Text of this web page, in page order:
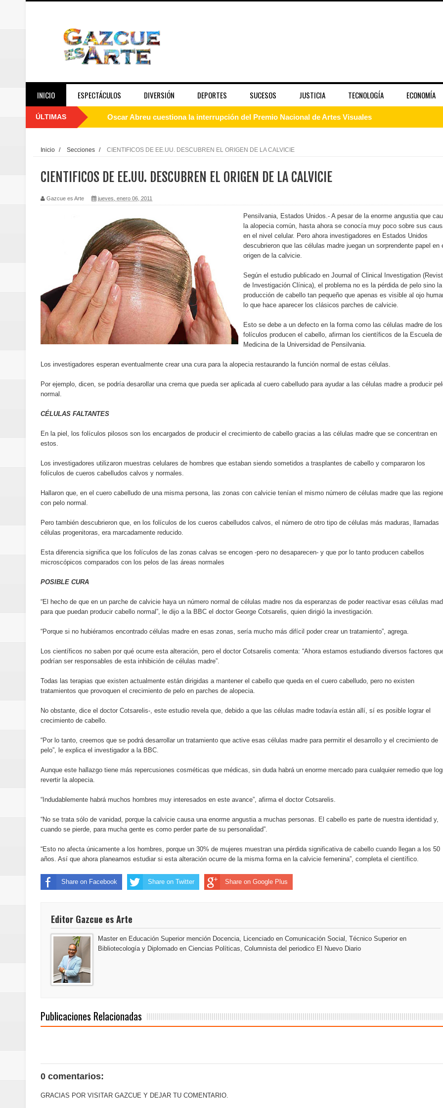
INICIO ESPECTÁCULOS DIVERSIÓN DEPORTES SUCESOS JUSTICIA TECNOLOGÍA ECONOMÍA
ÚLTIMAS Oscar Abreu cuestiona la interrupción del Premio Nacional de Artes Visuales
Pavel Núñez y su Bipolarband deslumbran con una noche de fusiones e invitados de lujo en el
Banreservas y Banco Popular abordan retos y oportunidades del sistema financiero nacional
“Los Rechazados 2” llega a los cines impulsada por la franquicia dominicana más taquillera del
Designan a Angelina Biviana Riveiro como vicepresidenta ejecutiva de Fiduciaria Reservas
Humano Seguros inaugura nueva localidad de Oficina Regional Este en La Romana
Banreservas destina RD$5,000 millones para emprendedoras en la segunda edición del Summit
Sexappeal celebra 25 años de trayectoria artística con nuevo álbum, renovación de su equipo y
conmemorativos
Maridalia Hernández y El Canario se unen al regreso de Pavel Núñez y su “Bipolarband” a Hard
Domingo
Doctor Leonardo Aguilera afirma que Banreservas seguirá impulsando la seguridad alimentaria
SEPROI obtiene certificación ISO 37001 y se convierte en la primera empresa del sector con
Antisoborno certificado
La Orquesta Sinfónica Nacional y el Coro Nacional Dominicano pondrán su sello a la Ceremonia
Banreservas otorga financiamientos superiores a RD$117 millones en proyecto Nuevas
Euromoney reconoce a Banreservas como Mejor Banco del Caribe y le otorga cinco premios
Santo Domingo 2026 revela la Ceremonia Centenaria: la región abrirá sus Juegos con una
Juan Luis Guerra se acompaña del coro “Más que Vencedores” y nos regala el “Canto a la
Inicio / Secciones / CIENTIFICOS DE EE.UU. DESCUBREN EL ORIGEN DE LA CALVICIE
CIENTIFICOS DE EE.UU. DESCUBREN EL ORIGEN DE LA CALVICIE
Gazcue es Arte jueves, enero 06, 2011
Pensilvania, Estados Unidos.- A pesar de la enorme angustia que
la alopecia común, hasta ahora se conocía muy poco sobre sus
en el nivel celular. Pero ahora investigadores en Estados Unidos
descubrieron que las células madre juegan un sorprendente papel en
origen de la calvicie.
Según el estudio publicado en Journal of Clinical Investigation
de Investigación Clínica), el problema no es la pérdida de pelo sino la
producción de cabello tan pequeño que apenas es visible al ojo
lo que hace aparecer los clásicos parches de calvicie.
Esto se debe a un defecto en la forma como las células madre de los
folículos producen el cabello, afirman los científicos de la Escuela de
Medicina de la Universidad de Pensilvania.
Los investigadores esperan eventualmente crear una cura para la alopecia restaurando la función normal de estas células.
Por ejemplo, dicen, se podría desarollar una crema que pueda ser aplicada al cuero cabelludo para ayudar a las células madre a producir
normal.
CÉLULAS FALTANTES
En la piel, los folículos pilosos son los encargados de producir el crecimiento de cabello gracias a las células madre que se concentran en
estos.
Los investigadores utilizaron muestras celulares de hombres que estaban siendo sometidos a trasplantes de cabello y compararon los
folículos de cueros cabelludos calvos y normales.
Hallaron que, en el cuero cabelludo de una misma persona, las zonas con calvicie tenían el mismo número de células madre que las
con pelo normal.
Pero también descubrieron que, en los folículos de los cueros cabelludos calvos, el número de otro tipo de células más maduras, llamadas
células progenitoras, era marcadamente reducido.
Esta diferencia significa que los folículos de las zonas calvas se encogen -pero no desaparecen- y que por lo tanto producen cabellos
microscópicos comparados con los pelos de las áreas normales
POSIBLE CURA
“El hecho de que en un parche de calvicie haya un número normal de células madre nos da esperanzas de poder reactivar esas células
para que puedan producir cabello normal”, le dijo a la BBC el doctor George Cotsarelis, quien dirigió la investigación.
“Porque si no hubiéramos encontrado células madre en esas zonas, sería mucho más difícil poder crear un tratamiento”, agrega.
Los científicos no saben por qué ocurre esta alteración, pero el doctor Cotsarelis comenta: “Ahora estamos estudiando diversos factores
podrían ser responsables de esta inhibición de células madre”.
Todas las terapias que existen actualmente están dirigidas a mantener el cabello que queda en el cuero cabelludo, pero no existen
tratamientos que provoquen el crecimiento de pelo en parches de alopecia.
No obstante, dice el doctor Cotsarelis-, este estudio revela que, debido a que las células madre todavía están allí, sí es posible lograr el
crecimiento de cabello.
“Por lo tanto, creemos que se podrá desarrollar un tratamiento que active esas células madre para permitir el desarrollo y el crecimiento de
pelo”, le explica el investigador a la BBC.
Aunque este hallazgo tiene más repercusiones cosméticas que médicas, sin duda habrá un enorme mercado para cualquier remedio que
revertir la alopecia.
“Indudablemente habrá muchos hombres muy interesados en este avance”, afirma el doctor Cotsarelis.
“No se trata sólo de vanidad, porque la calvicie causa una enorme angustia a muchas personas. El cabello es parte de nuestra identidad y,
cuando se pierde, para mucha gente es como perder parte de su personalidad”.
“Esto no afecta únicamente a los hombres, porque un 30% de mujeres muestran una pérdida significativa de cabello cuando llegan a los 50
años. Así que ahora planeamos estudiar si esta alteración ocurre de la misma forma en la calvicie femenina”, completa el científico.
Share on Facebook Share on Twitter Share on Google Plus
Editor Gazcue es Arte
Master en Educación Superior mención Docencia, Licenciado en Comunicación Social, Técnico Superior en
Bibliotecología y Diplomado en Ciencias Políticas, Columnista del periodico El Nuevo Diario
Publicaciones Relacionadas
0 comentarios:
GRACIAS POR VISITAR GAZCUE Y DEJAR TU COMENTARIO.